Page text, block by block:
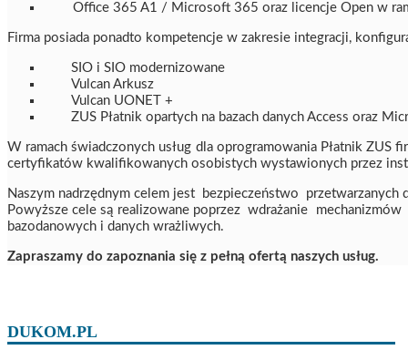
Office 365 A1 / Microsoft 365 oraz licencje Open w
Firma posiada ponadto kompetencje w zakresie integracji,
SIO i SIO modernizowane
Vulcan Arkusz
Vulcan UONET +
ZUS Płatnik opartych na bazach danych Access oraz
W ramach świadczonych usług dla oprogramowania Płatnik
certyfikatów kwalifikowanych osobistych wystawionych przez
Naszym nadrzędnym celem jest bezpieczeństwo
Powyższe cele są realizowane poprzez wdrażanie
bazodanowych i danych wrażliwych.
Zapraszamy do zapoznania się z pełną ofertą naszych usług.
DUKOM.PL